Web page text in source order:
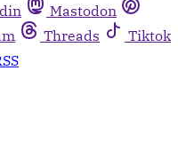
Mastodon
Threads
Tiktok